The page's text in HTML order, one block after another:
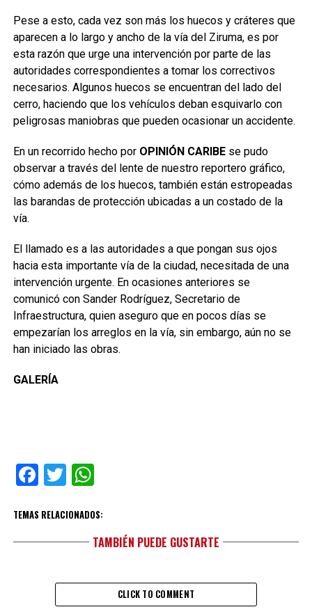
Pese a esto, cada vez son más los huecos y cráteres que
aparecen a lo largo y ancho de la vía del Ziruma, es por
esta razón que urge una intervención por parte de las
autoridades correspondientes a tomar los correctivos
necesarios. Algunos huecos se encuentran del lado del
cerro, haciendo que los vehículos deban esquivarlo con
peligrosas maniobras que pueden ocasionar un accidente.
En un recorrido hecho por OPINIÓN CARIBEse pudo
observar a través del lente de nuestro reportero gráfico,
cómo además de los huecos, también están estropeadas
las barandas de protección ubicadas a un costado de la
vía.
El llamado es a las autoridades a que pongan sus ojos
hacia esta importante vía de la ciudad, necesitada de una
intervención urgente. En ocasiones anteriores se
comunicó con Sander Rodríguez, Secretario de
Infraestructura, quien aseguro que en pocos días se
empezarían los arreglos en la vía, sin embargo, aún no se
han iniciado las obras.
GALERÍA
Facebook
TwitterWhatsApp
TEMAS RELACIONADOS:
TAMBIÉN PUEDE GUSTARTE
CLICK TO COMMENT